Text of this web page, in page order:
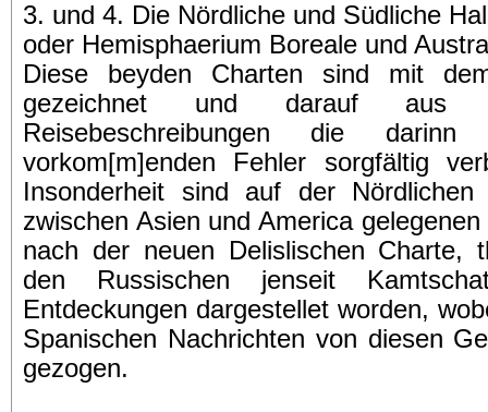
3. und 4. Die Nördliche und Südliche
oder Hemisphaerium Boreale und
Diese beyden Charten sind mit
gezeichnet und darauf aus
Reisebeschreibungen die
vorkom[m]enden Fehler sorgfältig
Insonderheit sind auf der
zwischen Asien und America
nach der neuen Delislischen Charte,
den Russischen jenseit
Entdeckungen dargestellet worden,
Spanischen Nachrichten von diesen
gezogen.